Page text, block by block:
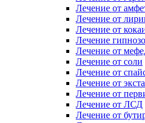
Лечение от
Лечение от
Лечение от
Лечение
Лечение от
Лечение от соли
Лечение от
Лечение от
Лечение от
Лечение от ЛСД
Лечение от